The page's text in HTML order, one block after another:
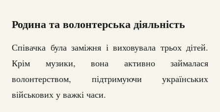
Родина та волонтерська діяльність
Співачка була заміжня і виховувала трьох дітей.
Крім музики, вона активно займалася
волонтерством, підтримуючи українських
військових у важкі часи.